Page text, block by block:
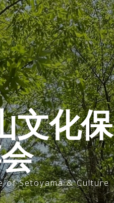
文化保
of Setoyama & Culture